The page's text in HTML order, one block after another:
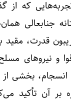
که از
جنابعالی
قدرت، مقید
و نیروهای
انسجام، بخشی
بر آن تأکید